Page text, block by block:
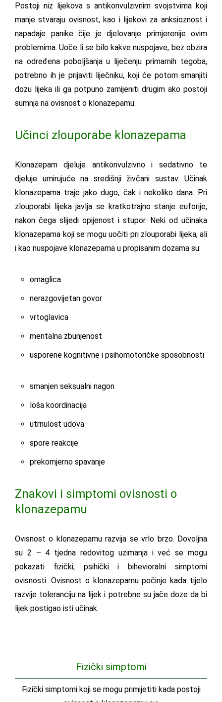
Postoji niz lijekova s ​​antikonvulzivnim svojstvima koji
manje stvaraju ovisnost, kao i lijekovi za anksioznost i
napadaje panike čije je djelovanje primjerenije ovim
problemima. Uoče li se bilo kakve nuspojave, bez obzira
na određena poboljšanja u liječenju primarnih tegoba,
potrebno ih je prijaviti liječniku, koji će potom smanjiti
dozu lijeka ili ga potpuno zamijeniti drugim ako postoji
sumnja na ovisnost o klonazepamu.
Učinci zlouporabe klonazepama
Klonazepam djeluje antikonvulzivno i sedativno te
djeluje umirujuće na središnji živčani sustav. Učinak
klonazepama traje jako dugo, čak i nekoliko dana. Pri
zlouporabi lijeka javlja se kratkotrajno stanje euforije,
nakon čega slijedi opijenost i stupor. Neki od učinaka
klonazepama koji se mogu uočiti pri zlouporabi lijeka, ali
i kao nuspojave klonazepama u propisanim dozama su:
omaglica
nerazgovijetan govor
vrtoglavica
mentalna zbunjenost
usporene kognitivne i psihomotoričke sposobnosti
smanjen seksualni nagon
loša koordinacija
utrnulost udova
spore reakcije
prekomjerno spavanje
Znakovi i simptomi ovisnosti o
klonazepamu
Ovisnost o klonazepamu razvija se vrlo brzo. Dovoljna
su 2 – 4 tjedna redovitog uzimanja i već se mogu
pokazati fizički, psihički i bihevioralni simptomi
ovisnosti. Ovisnost o klonazepamu počinje kada tijelo
razvije toleranciju na lijek i potrebne su jače doze da bi
lijek postigao isti učinak.
Fizički simptomi
Fizički simptomi koji se mogu primijetiti kada postoji